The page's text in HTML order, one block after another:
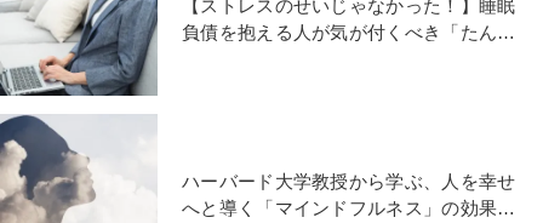
【ストレスのせいじゃなかった！】睡眠
負債を抱える人が気が付くべき「たんぱ
ハーバード大学教授から学ぶ、人を幸せ
へと導く「マインドフルネス」の効果と